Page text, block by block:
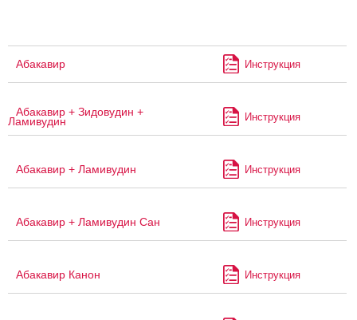
Абакавир Инструкция
Абакавир + Зидовудин +
Ламивудин Инструкция
Абакавир + Ламивудин Инструкция
Абакавир + Ламивудин Сан Инструкция
Абакавир Канон Инструкция